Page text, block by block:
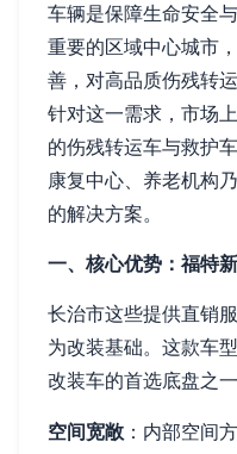
车辆是保障生命安全
重要的区域中心城市
善，对高品质伤残转
针对这一需求，市场
的伤残转运车与救护
康复中心、养老机构
的解决方案。
一、核心优势：福特
长治市这些提供直销
为改装基础。这款车
改装车的首选底盘之一
空间宽敞 ：内部空间